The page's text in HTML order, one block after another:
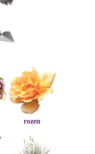
rozen